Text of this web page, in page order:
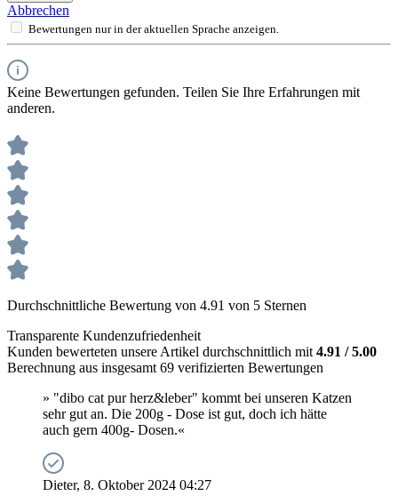
Abbrechen
Bewertungen nur in der aktuellen Sprache anzeigen.
Keine Bewertungen gefunden. Teilen Sie Ihre Erfahrungen mit
anderen.
Durchschnittliche Bewertung von 4.91 von 5 Sternen
Transparente Kundenzufriedenheit
Kunden bewerteten unsere Artikel durchschnittlich mit 4.91 / 5.00
Berechnung aus insgesamt 69 verifizierten Bewertungen
» "dibo cat pur herz&leber" kommt bei unseren Katzen
sehr gut an. Die 200g - Dose ist gut, doch ich hätte
auch gern 400g- Dosen.«
Dieter, 8. Oktober 2024 04:27